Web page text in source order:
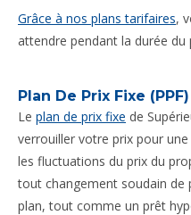
Grâce à nos plans tarifaires,
attendre pendant la durée du
Plan De Prix Fixe
Le plan de prix fixe de
verrouiller votre prix pour
les fluctuations du prix du
tout changement soudain de
plan, tout comme un prêt